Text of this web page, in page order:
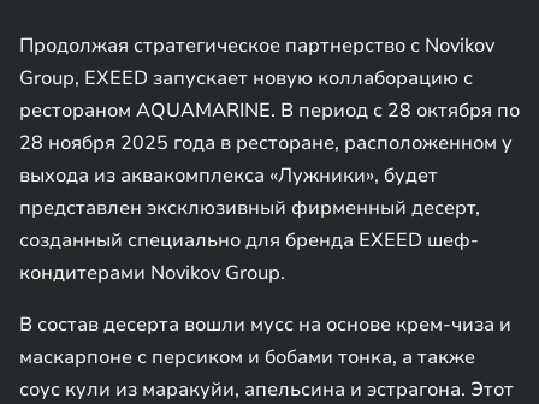
Продолжая стратегическое партнерство с Novikov
Group, EXEED запускает новую коллаборацию с
рестораном AQUAMARINE. В период с 28 октября по
28 ноября 2025 года в ресторане, расположенном у
выхода из аквакомплекса «Лужники», будет
представлен эксклюзивный фирменный десерт,
созданный специально для бренда EXEED шеф-
кондитерами Novikov Group.
В состав десерта вошли мусс на основе крем-чиза и
маскарпоне с персиком и бобами тонка, а также
соус кули из маракуйи, апельсина и эстрагона. Этот